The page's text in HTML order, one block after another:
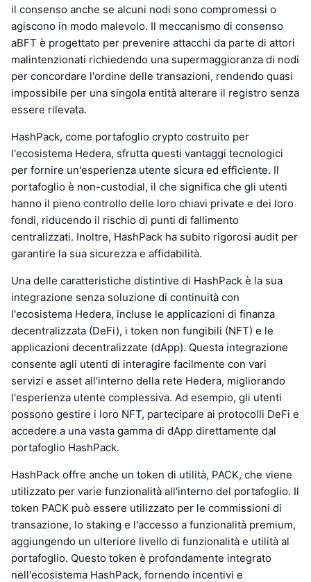
il consenso anche se alcuni nodi sono compromessi o
agiscono in modo malevolo. Il meccanismo di consenso
aBFT è progettato per prevenire attacchi da parte di attori
malintenzionati richiedendo una supermaggioranza di nodi
per concordare l'ordine delle transazioni, rendendo quasi
impossibile per una singola entità alterare il registro senza
essere rilevata.
HashPack, come portafoglio crypto costruito per
l'ecosistema Hedera, sfrutta questi vantaggi tecnologici
per fornire un'esperienza utente sicura ed efficiente. Il
portafoglio è non-custodial, il che significa che gli utenti
hanno il pieno controllo delle loro chiavi private e dei loro
fondi, riducendo il rischio di punti di fallimento
centralizzati. Inoltre, HashPack ha subito rigorosi audit per
garantire la sua sicurezza e affidabilità.
Una delle caratteristiche distintive di HashPack è la sua
integrazione senza soluzione di continuità con
l'ecosistema Hedera, incluse le applicazioni di finanza
decentralizzata (DeFi), i token non fungibili (NFT) e le
applicazioni decentralizzate (dApp). Questa integrazione
consente agli utenti di interagire facilmente con vari
servizi e asset all'interno della rete Hedera, migliorando
l'esperienza utente complessiva. Ad esempio, gli utenti
possono gestire i loro NFT, partecipare ai protocolli DeFi e
accedere a una vasta gamma di dApp direttamente dal
portafoglio HashPack.
HashPack offre anche un token di utilità, PACK, che viene
utilizzato per varie funzionalità all'interno del portafoglio. Il
token PACK può essere utilizzato per le commissioni di
transazione, lo staking e l'accesso a funzionalità premium,
aggiungendo un ulteriore livello di funzionalità e utilità al
portafoglio. Questo token è profondamente integrato
nell'ecosistema HashPack, fornendo incentivi e